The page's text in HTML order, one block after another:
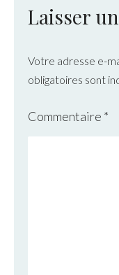
Laisser
Votre adresse e-
obligatoires sont
Commentaire *